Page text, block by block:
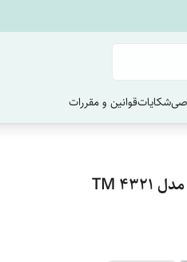
شکایاتقوانین و مقررات